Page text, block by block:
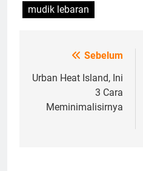
mudik lebaran
Navigasi
pos
Sebelum
Urban Heat Island, Ini
3 Cara
Meminimalisirnya